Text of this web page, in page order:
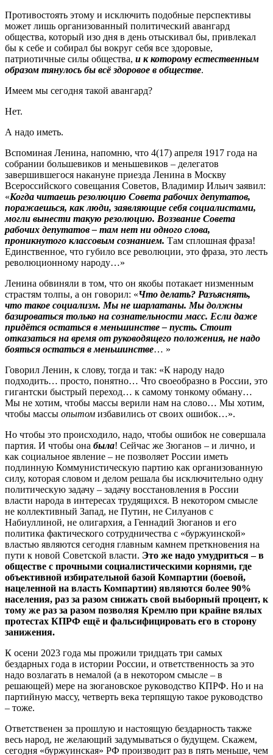
Противостоять этому и исключить подобные перспективы
может лишь организованный политический авангард
общества, который изо дня в день отыскивал бы, привлекал
бы к себе и собирал бы вокруг себя все здоровые,
патриотичные силы общества, и к которому естественным
образом тянулось бы всё здоровое в обществе.
Имеем мы сегодня такой авангард?
Нет.
А надо иметь.
Вспоминая Ленина, напомню, что 4(17) апреля 1917 года на
собрании большевиков и меньшевиков – делегатов
завершившегося накануне приезда Ленина в Москву
Всероссийского совещания Советов, Владимир Ильич заявил:
«Когда читаешь резолюцию Совета рабочих депутатов,
поражаешься, как люди, заявляющие себя социалистами,
могли вынести такую резолюцию. Воззвание Совета
рабочих депутатов – там нет ни одного слова,
проникнутого классовым сознанием. Там сплошная фраза!
Единственное, что губило все революции, это фраза, это лесть
революционному народу…»
Ленина обвиняли в том, что он якобы потакает низменным
страстям толпы, а он говорил: «Что делать? Разъяснять,
что такое социализм. Мы не шарлатаны. Мы должны
базироваться только на сознательности масс. Если даже
придётся остаться в меньшинстве – пусть. Стоит
отказаться на время от руководящего положения, не надо
бояться остаться в меньшинстве… »
Говорил Ленин, к слову, тогда и так: «К народу надо
подходить… просто, понятно… Что своеобразно в России, это
гигантски быстрый переход… к самому тонкому обману…
Мы не хотим, чтобы массы верили нам на слово… Мы хотим,
чтобы массы опытом избавились от своих ошибок…».
Но чтобы это происходило, надо, чтобы ошибок не совершала
партия. И чтобы она была! Сейчас же Зюганов – и лично, и
как социальное явление – не позволяет России иметь
подлинную Коммунистическую партию как организованную
силу, которая словом и делом решала бы исключительно одну
политическую задачу – задачу восстановления в России
власти народа в интересах трудящихся. В некотором смысле
не коллективный Запад, не Путин, не Силуанов с
Набиуллиной, не олигархия, а Геннадий Зюганов и его
политика фактического сотрудничества с «буржуинской»
властью являются сегодня главным камнем преткновения на
пути к новой Советской власти. Это же надо умудриться – в
обществе с прочными социалистическими корнями, где
объективной избирательной базой Компартии (боевой,
нацеленной на власть Компартии) являются более 90%
населения, раз за разом снижать свой выборный процент, к
тому же раз за разом позволяя Кремлю при крайне вялых
протестах КПРФ ещё и фальсифицировать его в сторону
занижения.
К осени 2023 года мы прожили тридцать три самых
бездарных года в истории России, и ответственность за это
надо возлагать в немалой (а в некотором смысле – в
решающей) мере на зюгановское руководство КПРФ. Но и на
партийную массу, четверть века терпящую такое руководство
– тоже.
Ответственен за прошлую и настоящую бездарность также
весь народ, не желающий задумываться о будущем. Скажем,
сегодня «буржуинская» РФ производит раз в пять меньше, чем